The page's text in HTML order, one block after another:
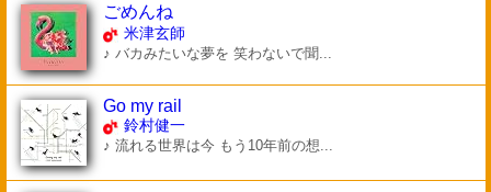
ごめんね
米津玄師
♪ バカみたいな夢を 笑わないで聞...
Go my rail
鈴村健一
♪ 流れる世界は今 もう10年前の想...